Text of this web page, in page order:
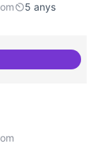
5 anys
Digital